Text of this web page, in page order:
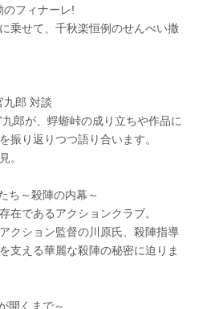
フィナーレ!
乗せて、千秋楽恒例のせんべい撒
九郎 対談
郎が、蜉蝣峠の成り立ちや作品に
振り返りつつ語り合います。
。
ち～殺陣の内幕～
在であるアクションクラブ。
クション監督の川原氏、殺陣指導
支える華麗な殺陣の秘密に迫りま
開くまで～